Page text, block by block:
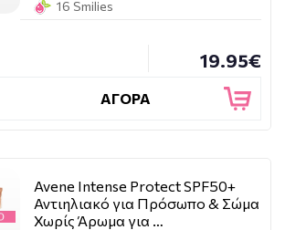
16 Smilies
19.95€
ΑΓΟΡΑ
Avene Intense Protect SPF50+
Αντιηλιακό για Πρόσωπο & Σώμα
Χωρίς Άρωμα για …